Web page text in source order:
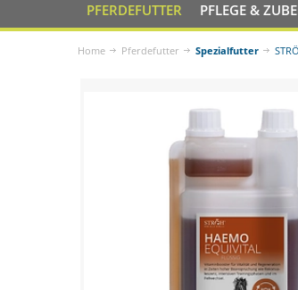
PFERDEFUTTER PFLEGE &
Home Pferdefutter Spezialfutter